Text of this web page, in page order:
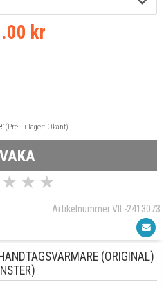
kr
(Prel. i lager: Okänt)
★ ★ ★
Artikelnummer VIL-2413073
(ORIGINAL)